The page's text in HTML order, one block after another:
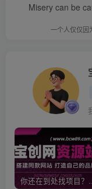
Misery can be
一个人仅仅因
你还在到处找项目？还在